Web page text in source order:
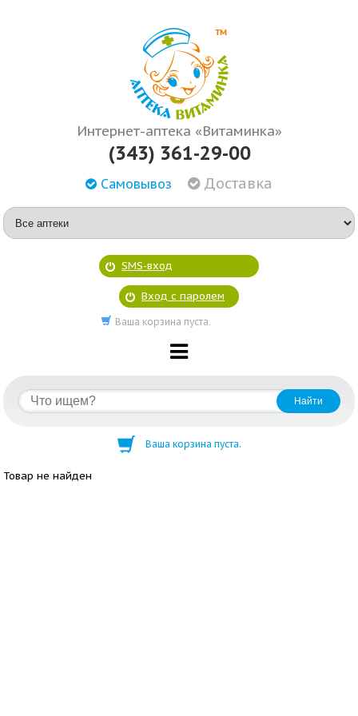
Интернет-аптека «Витаминка»
(343) 361-29-00
Самовывоз Доставка
SMS-вход
Вход с паролем
Ваша корзина пуста.
Ваша корзина пуста.
Товар не найден